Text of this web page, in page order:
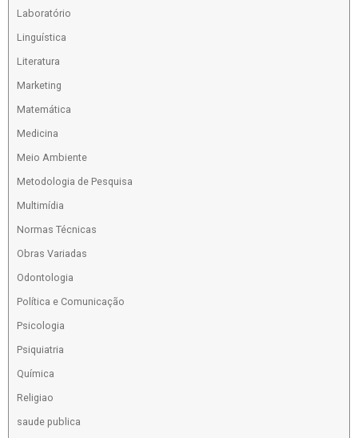
Laboratório
Linguística
Literatura
Marketing
Matemática
Medicina
Meio Ambiente
Metodologia de Pesquisa
Multimídia
Normas Técnicas
Obras Variadas
Odontologia
Política e Comunicação
Psicologia
Psiquiatria
Química
Religiao
saude publica